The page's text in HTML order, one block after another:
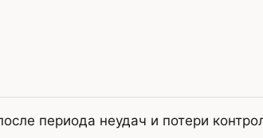
периода неудач и потери